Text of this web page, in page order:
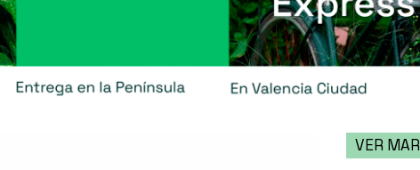
VER